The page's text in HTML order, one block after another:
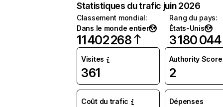
Statistiques du trafic juin 2026
Classement mondial:
Dans le monde entier
11 402 268
Rang du pays:
États-Unis
3 180 044
Visites
361
Authority Score
2
Coût du trafic
Dépenses